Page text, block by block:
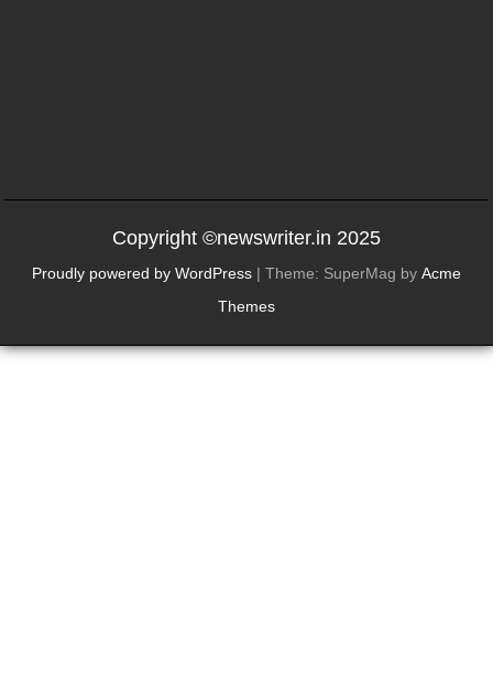
Copyright ©newswriter.in 2025
Proudly powered by WordPress | Theme: SuperMag by Acme
Themes